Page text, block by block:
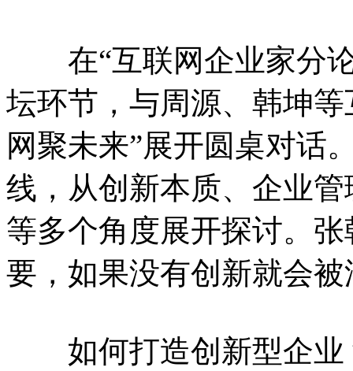
在“互联网企业家分论
坛环节，与周源、韩坤
网聚未来”展开圆桌对话
线，从创新本质、企业
等多个角度展开探讨。
要，如果没有创新就会被
如何打造创新型企业